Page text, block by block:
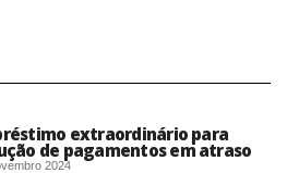
extraordinário para
de pagamentos em atraso
2024